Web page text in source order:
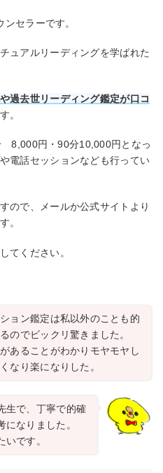
セラーです。
ュアルリーディングを学ばれた
過去世リーディング鑑定が口コ
。
8,000円・90分10,000円となっ
電話セッションなども行ってい
ので、メールか公式サイトより
。
てください。
ョン鑑定は私以外のことも的
のでビックリ驚きました。
あることがわかりモヤモヤし
なり楽になりした。
生で、丁寧で的確
なりました。
です。